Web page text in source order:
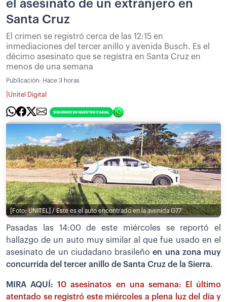
el asesinato de un extranjero en
Santa Cruz
El crimen se registró cerca de las 12:15 en
inmediaciones del tercer anillo y avenida Busch. Es el
décimo asesinato que se registra en Santa Cruz en
menos de una semana
Publicación: Hace 3 horas
Unitel Digital
[Foto: UNITEL] / Este es el auto encontrado en la avenida G77
Pasadas las 14:00 de este miércoles se reportó el
hallazgo de un auto muy similar al que fue usado en el
asesinato de un ciudadano brasileño en una zona muy
concurrida del tercer anillo de Santa Cruz de la Sierra.
MIRA AQUÍ:10 asesinatos en una semana: El último
atentado se registró este miércoles a plena luz del día y